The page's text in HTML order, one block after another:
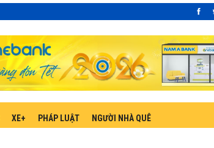
XE+ PHÁP LUẬT NGƯỜI NHÀ QUÊ